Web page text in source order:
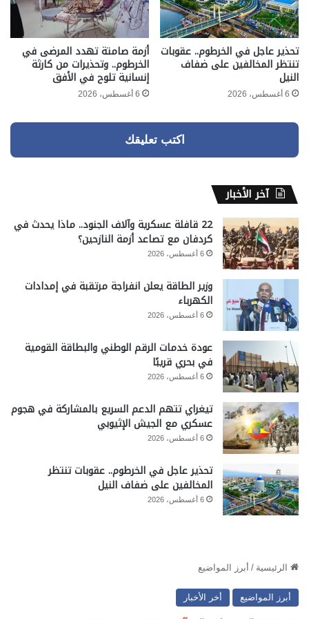
تحذير عاجل في الخرطوم.. عقوبات
تنتظر المخالفين على ضفاف
النيل
6 أغسطس، 2026
أزمة صامتة تهدد المرضى في
الخرطوم.. وتحذيرات من كارثة
إنسانية تلوح في الأفق
6 أغسطس، 2026
اكتب تعليقك
آخر الأخبار
22 قافلة عسكرية وآلاف الجنود.. ماذا يحدث في
كردفان مع تصاعد أزمة النازحين؟
6 أغسطس، 2026
وزير الطاقة يعلن انفراجة مرتقبة في إمدادات
الكهرباء
6 أغسطس، 2026
عودة خدمات الرقم الوطني والبطاقة القومية
في بحري قريبًا
6 أغسطس، 2026
تيغراي تتهم الدعم السريع بالمشاركة في هجوم
عسكري مع الجيش الإثيوبي
6 أغسطس، 2026
تحذير عاجل في الخرطوم.. عقوبات تنتظر
المخالفين على ضفاف النيل
6 أغسطس، 2026